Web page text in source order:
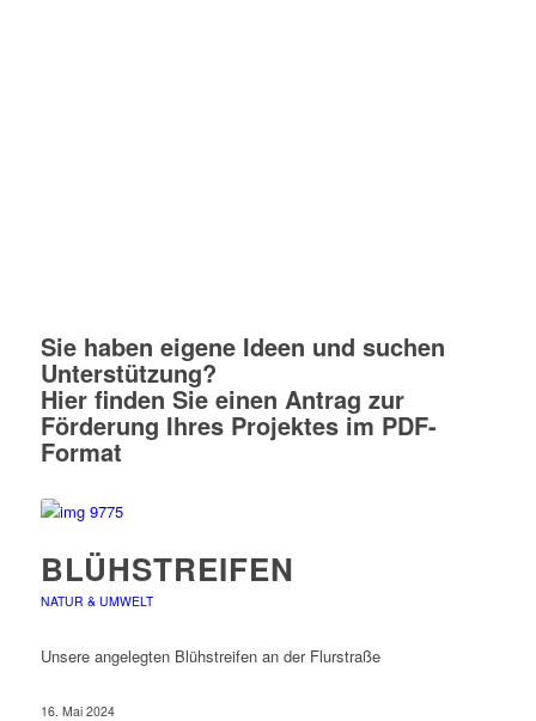
Sie haben eigene Ideen und suchen
Unterstützung?
Hier finden Sie einen Antrag zur
Förderung Ihres Projektes im PDF-
Format
BLÜHSTREIFEN
NATUR & UMWELT
Unsere angelegten Blühstreifen an der Flurstraße
16. Mai 2024